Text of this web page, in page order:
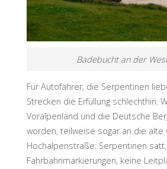
Badebucht an der
Für Autofahrer, die Serpentinen
Strecken die Erfüllung schlechthin.
Voralpenland und die Deutsche
worden, teilweise sogar an die alte
Hochalpenstraße: Serpentinen
Fahrbahnmarkierungen, keine